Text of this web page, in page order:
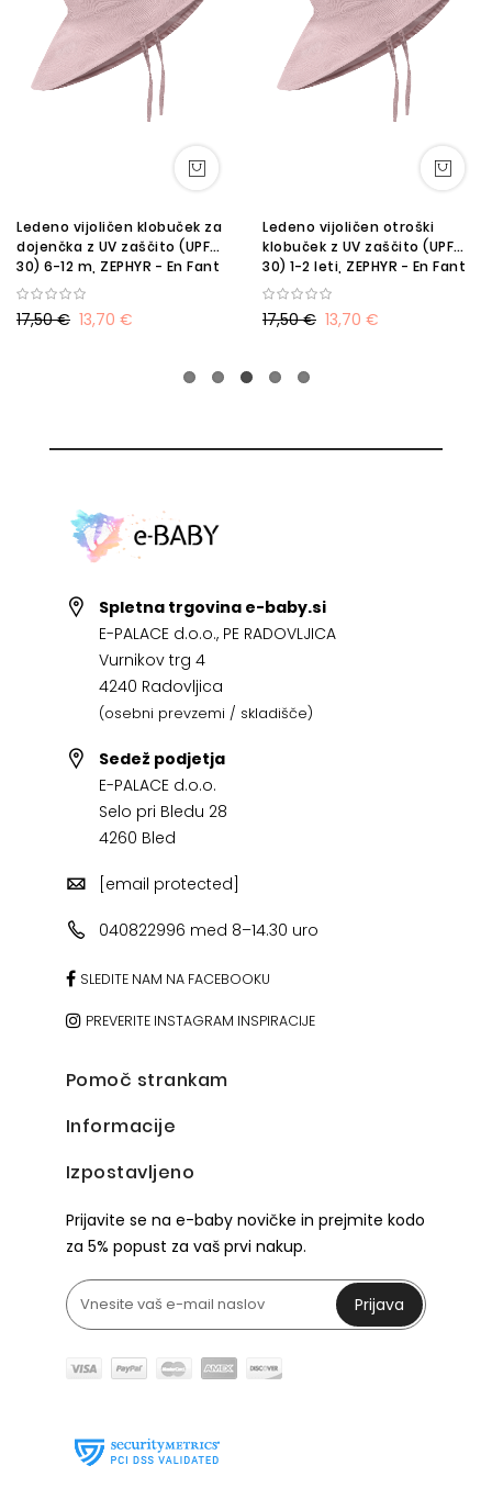
Ledeno vijoličen klobuček za
dojenčka z UV zaščito (UPF
30) 6-12 m, ZEPHYR - En Fant
SF
13,70 €
17,50 €
Ledeno vijoličen otroški
klobuček z UV zaščito (UPF
30) 1-2 leti, ZEPHYR - En Fant
SF
13,70 €
17,50 €
Spletna trgovina e-baby.si
E-PALACE d.o.o., PE RADOVLJICA
Vurnikov trg 4
4240 Radovljica
(osebni prevzemi / skladišče)
Sedež podjetja
E-PALACE d.o.o.
Selo pri Bledu 28
4260 Bled
[email protected]
040822996 med 8–14.30 uro
SLEDITE NAM NA FACEBOOKU
PREVERITE INSTAGRAM INSPIRACIJE
Pomoč strankam
Informacije
Izpostavljeno
Prijavite se na e-baby novičke in prejmite kodo
za 5% popust za vaš prvi nakup.
Prijava